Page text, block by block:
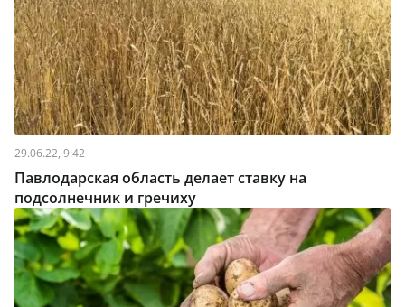
29.06.22, 9:42
Павлодарская область делает ставку на
подсолнечник и гречиху